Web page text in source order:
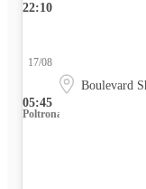
22:10
05:45
17/08
Boulevard
Poltrona